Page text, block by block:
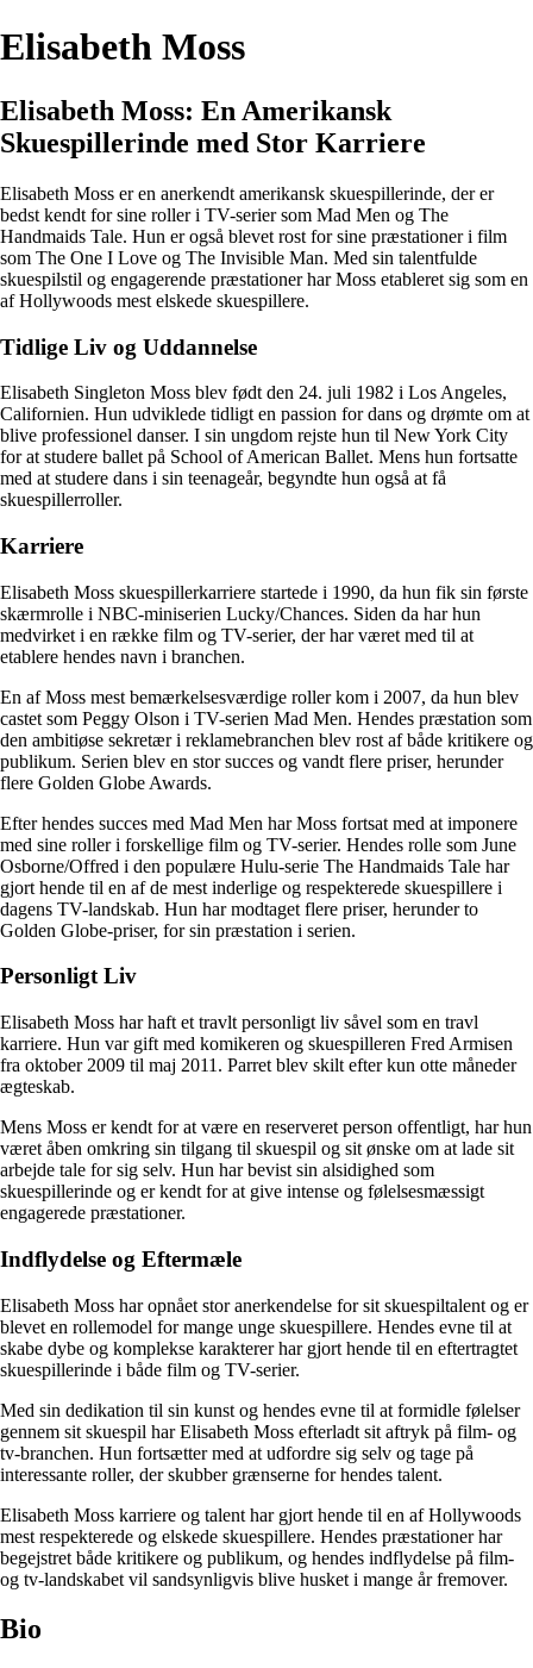
Elisabeth Moss
Elisabeth Moss: En Amerikansk
Skuespillerinde med Stor Karriere
Elisabeth Moss er en anerkendt amerikansk skuespillerinde, der er
bedst kendt for sine roller i TV-serier som Mad Men og The
Handmaids Tale. Hun er også blevet rost for sine præstationer i film
som The One I Love og The Invisible Man. Med sin talentfulde
skuespilstil og engagerende præstationer har Moss etableret sig som en
af Hollywoods mest elskede skuespillere.
Tidlige Liv og Uddannelse
Elisabeth Singleton Moss blev født den 24. juli 1982 i Los Angeles,
Californien. Hun udviklede tidligt en passion for dans og drømte om at
blive professionel danser. I sin ungdom rejste hun til New York City
for at studere ballet på School of American Ballet. Mens hun fortsatte
med at studere dans i sin teenageår, begyndte hun også at få
skuespillerroller.
Karriere
Elisabeth Moss skuespillerkarriere startede i 1990, da hun fik sin første
skærmrolle i NBC-miniserien Lucky/Chances. Siden da har hun
medvirket i en række film og TV-serier, der har været med til at
etablere hendes navn i branchen.
En af Moss mest bemærkelsesværdige roller kom i 2007, da hun blev
castet som Peggy Olson i TV-serien Mad Men. Hendes præstation som
den ambitiøse sekretær i reklamebranchen blev rost af både kritikere og
publikum. Serien blev en stor succes og vandt flere priser, herunder
flere Golden Globe Awards.
Efter hendes succes med Mad Men har Moss fortsat med at imponere
med sine roller i forskellige film og TV-serier. Hendes rolle som June
Osborne/Offred i den populære Hulu-serie The Handmaids Tale har
gjort hende til en af de mest inderlige og respekterede skuespillere i
dagens TV-landskab. Hun har modtaget flere priser, herunder to
Golden Globe-priser, for sin præstation i serien.
Personligt Liv
Elisabeth Moss har haft et travlt personligt liv såvel som en travl
karriere. Hun var gift med komikeren og skuespilleren Fred Armisen
fra oktober 2009 til maj 2011. Parret blev skilt efter kun otte måneder
ægteskab.
Mens Moss er kendt for at være en reserveret person offentligt, har hun
været åben omkring sin tilgang til skuespil og sit ønske om at lade sit
arbejde tale for sig selv. Hun har bevist sin alsidighed som
skuespillerinde og er kendt for at give intense og følelsesmæssigt
engagerede præstationer.
Indflydelse og Eftermæle
Elisabeth Moss har opnået stor anerkendelse for sit skuespiltalent og er
blevet en rollemodel for mange unge skuespillere. Hendes evne til at
skabe dybe og komplekse karakterer har gjort hende til en eftertragtet
skuespillerinde i både film og TV-serier.
Med sin dedikation til sin kunst og hendes evne til at formidle følelser
gennem sit skuespil har Elisabeth Moss efterladt sit aftryk på film- og
tv-branchen. Hun fortsætter med at udfordre sig selv og tage på
interessante roller, der skubber grænserne for hendes talent.
Elisabeth Moss karriere og talent har gjort hende til en af Hollywoods
mest respekterede og elskede skuespillere. Hendes præstationer har
begejstret både kritikere og publikum, og hendes indflydelse på film-
og tv-landskabet vil sandsynligvis blive husket i mange år fremover.
Bio